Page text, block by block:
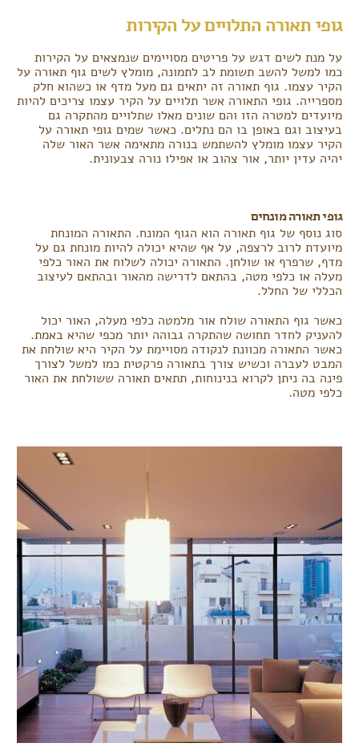
גופי תאורה התלויים על הקירות
על מנת לשים דגש על פריטים מסויימים שנמצאים על הקירות
כמו למשל להשב תשומת לב לתמונה, מומלץ לשים גוף תאורה על
הקיר עצמו. גוף תאורה זה יתאים גם מעל מדף או כשהוא חלק
מספרייה. גופי התאורה אשר תלויים על הקיר עצמו צריכים להיות
מיועדים למטרה הזו והם שונים מאלו שתלויים מהתקרה גם
בעיצוב וגם באופן בו הם נתלים. כאשר שמים גופי תאורה על
הקיר עצמו מומלץ להשתמש בנורה מתאימה אשר האור שלה
יהיה עדין יותר, אור צהוב או אפילו נורה צבעונית.
גופי תאורה מונחים
סוג נוסף של גוף תאורה הוא הגוף המונח. התאורה המונחת
מיועדת לרוב לרצפה, על אף שהיא יכולה להיות מונחת גם על
מדף, שרפרף או שולחן. התאורה יכולה לשלוח את האור כלפי
מעלה או כלפי מטה, בהתאם לדרישה מהאור ובהתאם לעיצוב
הכללי של החלל.
כאשר גוף התאורה שולח אור מלמטה כלפי מעלה, האור יכול
להעניק לחדר תחושה שהתקרה גבוהה יותר מכפי שהיא באמת.
כאשר התאורה מכוונת לנקודה מסויימת על הקיר היא שולחת את
המבט לעברה וכשיש צורך בתאורה פרקטית כמו למשל לצורך
פינה בה ניתן לקרוא בנינוחות, תתאים תאורה ששולחת את האור
כלפי מטה.